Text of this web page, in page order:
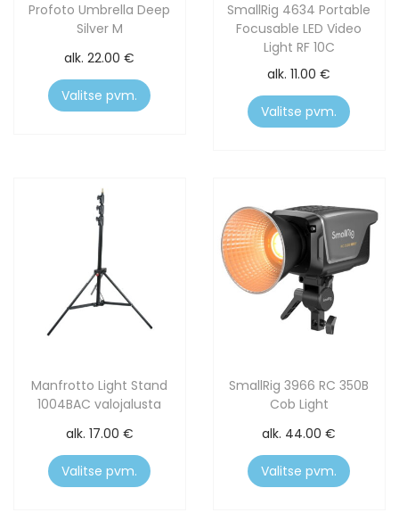
Profoto Umbrella Deep
Silver M
alk.22.00€
Valitse pvm.
SmallRig 4634 Portable
Focusable LED Video
Light RF 10C
alk.11.00€
Valitse pvm.
Manfrotto Light Stand
1004BAC valojalusta
alk. 17.00 €
Valitse pvm.
SmallRig 3966 RC 350B
Cob Light
alk. 44.00€
Valitse pvm.